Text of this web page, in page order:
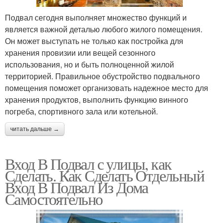
Подвал сегодня выполняет множество функций и
является важной деталью любого жилого помещения.
Он может выступать не только как постройка для
хранения провизии или вещей сезонного
использования, но и быть полноценной жилой
территорией. Правильное обустройство подвального
помещения поможет организовать надежное место для
хранения продуктов, выполнить функцию винного
погреба, спортивного зала или котельной.
читать дальше →
Вход В Подвал с улицы, как
Сделать. Как Сделать Отдельный
Вход В Подвал Из Дома
Самостоятельно